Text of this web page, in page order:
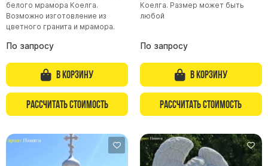
белого мрамора Коелга.
Возможно изготовление из
цветного гранита и мрамора.
По запросу
В корзину
Рассчитать стоимость
Коелга. Размер может быть
любой
По запросу
В корзину
Рассчитать стоимость